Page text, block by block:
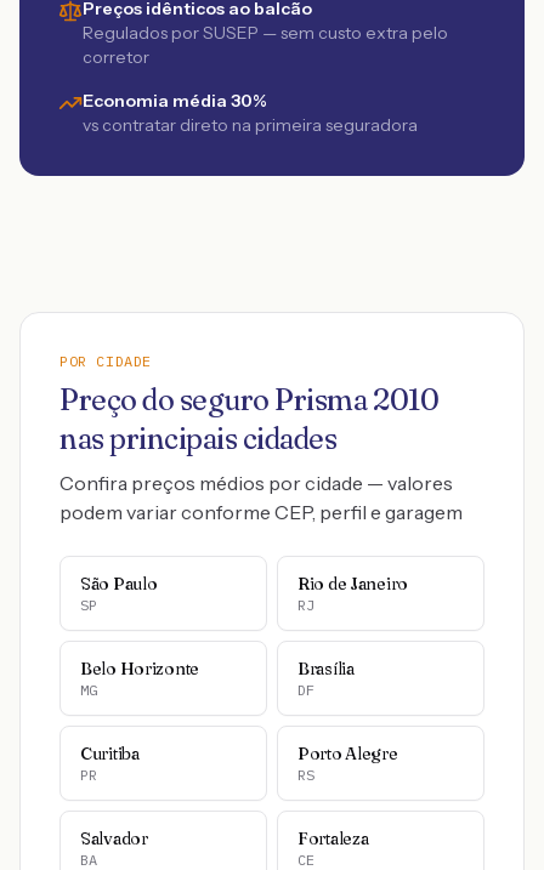
Preços idênticos ao balcão
Regulados por SUSEP — sem custo extra pelo
corretor
Economia média 30%
vs contratar direto na primeira seguradora
POR CIDADE
Preço do seguro Prisma2010
nas principais cidades
Confira preços médios por cidade — valores
podem variar conforme CEP, perfil e garagem
São Paulo
SP
Rio de Janeiro
RJ
Belo Horizonte
MG
Brasília
DF
Curitiba
PR
Porto Alegre
RS
Salvador
BA
Fortaleza
CE